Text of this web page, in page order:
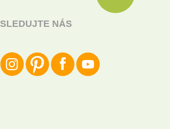
SLEDUJTE NÁS